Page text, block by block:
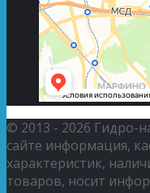
© 2013 - 2026 Гидро-
сайте информация,
характеристик,
товаров, носит